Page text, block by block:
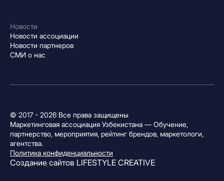
Новости
Новости ассоциации
Новости партнеров
СМИ о нас
© 2017 - 2026 Все права защищены
Маркетинговая ассоциация Узбекистана — Обучение,
партнерство, мероприятия, рейтинг брендов, маркетологи,
агентства.
Политика конфиденциальности
Создание сайтов LIFESTYLE CREATIVE